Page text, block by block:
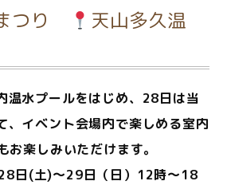
つり
天山多久温
温水プールをはじめ、28日は当
、イベント会場内で楽しめる室内
楽しみいただけます。
日(土)～29日（日）12時〜18